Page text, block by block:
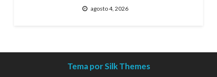
agosto 4, 2026
Tema por Silk Themes